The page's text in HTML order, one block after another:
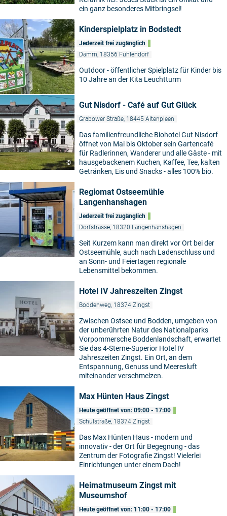
ein ganz besonderes Mitbringsel!
Kinderspielplatz in Bodstedt
Jederzeit frei zugänglich
Damm, 18356 Fuhlendorf
Outdoor - öffentlicher Spielplatz für Kinder bis
10 Jahre an der Kita Leuchtturm
©
Gut Nisdorf - Café auf Gut Glück
Grabower Straße, 18445 Altenpleen
Das familienfreundliche Biohotel Gut Nisdorf
öffnet von Mai bis Oktober sein Gartencafé
für Radlerinnen, Wanderer und alle Gäste - mit
hausgebackenem Kuchen, Kaffee, Tee, kalten
Getränken, Eis und Snacks - alles 100% bio.
Regiomat Ostseemühle
Langenhanshagen
Jederzeit frei zugänglich
Dorfstrasse, 18320 Langenhanshagen
Seit Kurzem kann man direkt vor Ort bei der
Ostseemühle, auch nach Ladenschluss und
an Sonn- und Feiertagen regionale
Lebensmittel bekommen.
Hotel IV Jahreszeiten Zingst
Boddenweg, 18374 Zingst
Zwischen Ostsee und Bodden, umgeben von
der unberührten Natur des Nationalparks
Vorpommersche Boddenlandschaft, erwartet
Sie das 4-Sterne-Superior Hotel IV
Jahreszeiten Zingst. Ein Ort, an dem
Entspannung, Genuss und Meeresluft
miteinander verschmelzen.
Max Hünten Haus Zingst
Heute geöffnet von: 09:00 - 17:00
Schulstraße, 18374 Zingst
Das Max Hünten Haus - modern und
innovativ - der Ort für Begegnung - das
Zentrum der Fotografie Zingst! Vielerlei
Einrichtungen unter einem Dach!
Heimatmuseum Zingst mit
Museumshof
Heute geöffnet von: 11:00 - 17:00